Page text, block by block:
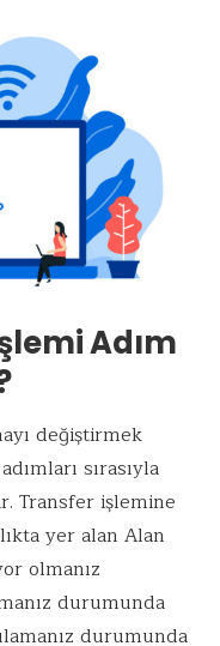
Adım
değiştirmek
sırasıyla
Transfer işlemine
yer alan Alan
olmanız
durumunda
durumunda